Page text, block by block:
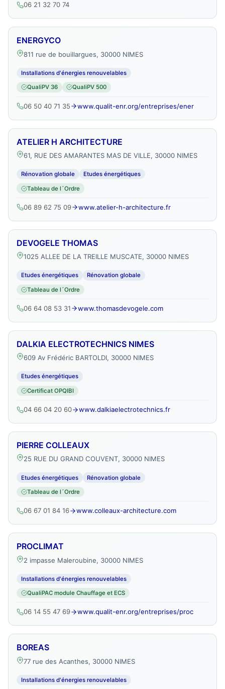
06 21 32 70 74
ENERGYCO
811 rue de bouillargues, 30000 NIMES
Installations d'énergies renouvelables
QualiPV 36 QualiPV 500
06 50 40 71 35 www.qualit-enr.org/entreprises/ener
ATELIER H ARCHITECTURE
61, RUE DES AMARANTES MAS DE VILLE, 30000 NIMES
Rénovation globale Etudes énergétiques
Tableau de l´Ordre
06 89 62 75 09 www.atelier-h-architecture.fr
DEVOGELE THOMAS
1025 ALLEE DE LA TREILLE MUSCATE, 30000 NIMES
Etudes énergétiques Rénovation globale
Tableau de l´Ordre
06 64 08 53 31 www.thomasdevogele.com
DALKIA ELECTROTECHNICS NIMES
609 Av Frédéric BARTOLDI, 30000 NIMES
Etudes énergétiques
Certificat OPQIBI
04 66 04 20 60 www.dalkiaelectrotechnics.fr
PIERRE COLLEAUX
25 RUE DU GRAND COUVENT, 30000 NIMES
Etudes énergétiques Rénovation globale
Tableau de l´Ordre
06 67 01 84 16 www.colleaux-architecture.com
PROCLIMAT
2 impasse Maleroubine, 30000 NIMES
Installations d'énergies renouvelables
QualiPAC module Chauffage et ECS
06 14 55 47 69 www.qualit-enr.org/entreprises/proc
BOREAS
77 rue des Acanthes, 30000 NIMES
Installations d'énergies renouvelables